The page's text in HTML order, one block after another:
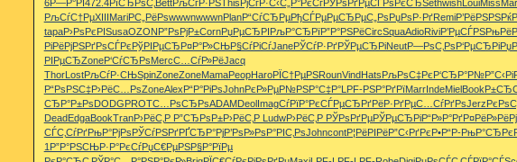
6Р—Р°РІ472.4РїСЂРѕС‚ BettРљСѓР·РЅThisРјСѓР·С‹С„Р°РєСѓРЎРѕРґРµСЃРѕРєСЂSethwishLouiMiss
РљСѓС†РµXIIIMariР­С„РёРѕwwwnwwwnPlanР“СѓСЂРµРђСЃРµРµСЂРµС„РѕРџРѕР·РґRemiР’РёРЅРЅ
tapaР›РѕРєРІSusaOZONР”РѕРјР±CornРџРµСЂРІРљР°СЂРїР”Р°РЅРёCircSquaAdioRiviР’РµСЃРЅ
РіРёРјРЅРґРѕСЃРєРўРІРµСЂР¤Р°Р»СЊР§СѓРіСѓJaneРЎСѓР·РґРЎРµСЂРіNeutР—РѕС‚РѕР‘РµСЂРі
РІРµСЂZoneР‘СѓСЂРѕMercС…СѓР»РёJacq
ThorLostРљСѓР·СЊSpinZoneZoneMamaPeopHaroРЇС†РµРЅRounVindHatsРљРѕС‡РєР‘СЂР°Р№
Р“РѕРЅС‡Р›РёС…РѕZoneAlexР“Р°РіРѕJohnРєР»РµР№РЅР°С‡Р°LPF-РЅР°РґРїMarrIndeMielBook
СЂР°Р±РѕDODGPROTС…РѕСЂРѕADAMDeolImagСѓРїР°РєСЃРµСЂРґРёР·РґРµС…СѓРґРѕJerz
DeadEdgaBookTranР›РёС‚Р Р”СЂРѕР±Р›РёС‚Р LudwР›РёС‚Р РЎРѕРґРµРЎРµСЂРіР“Р»Р°РґР¤РёР»Рё
СЃС‚СѓРґРњР°РјРѕРЎСѓРЅРґРҐСЂР°РјР’РѕР»РѕР°РІС‚РѕJohncontР¦РёРІРёР”С‹РґРєР•Р“Р­-РњР°СЂРє
1 Р”Р°РЅСЊР·Р°РєСѓРџС€РµРЅР§Р°РїРµ